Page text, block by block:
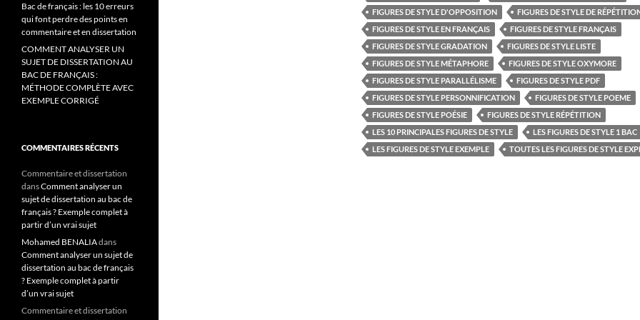
FIGURES DE STYLE D'OPPOSITION
FIGURES DE STYLE DE
FIGURES DE STYLE EN FRANÇAIS
FIGURES DE STYLE FRANÇAIS
FIGURES DE STYLE GRADATION
FIGURES DE STYLE LISTE
FIGURES DE STYLE MÉTAPHORE
FIGURES DE STYLE OXYMORE
FIGURES DE STYLE PARALLÉLISME
FIGURES DE STYLE PDF
FIGURES DE STYLE PERSONNIFICATION
FIGURES DE STYLE POEME
FIGURES DE STYLE POÉSIE
FIGURES DE STYLE RÉPÉTITION
LES 10 PRINCIPALES FIGURES DE STYLE
LES FIGURES DE STYLE 1 BAC
LES FIGURES DE STYLE EXEMPLE
TOUTES LES FIGURES DE STYLE
Bac de français : les 10 erreurs
qui font perdre des points en
commentaire et en dissertation
COMMENT ANALYSER UN
SUJET DE DISSERTATION AU
BAC DE FRANÇAIS :
MÉTHODE COMPLÈTE AVEC
EXEMPLE CORRIGÉ
COMMENTAIRES RÉCENTS
Commentaire et dissertation
dansComment analyser un
sujet de dissertation au bac de
français ? Exemple complet à
partir d’un vrai sujet
Mohamed BENALIAdans
Comment analyser un sujet de
dissertation au bac de français
? Exemple complet à partir
d’un vrai sujet
Commentaire et dissertation